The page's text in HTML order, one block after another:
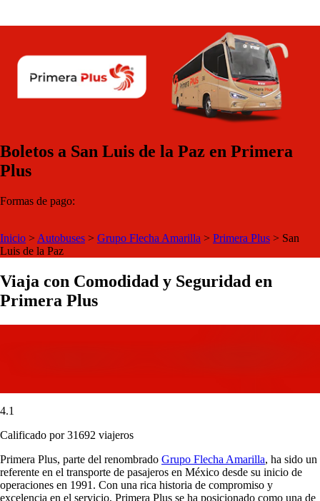
Boletos a San Luis de la Paz en Primera
Plus
Formas de pago:
Inicio > Autobuses > Grupo Flecha Amarilla > Primera Plus > San
Luis de la Paz
Viaja con Comodidad y Seguridad en
Primera Plus
4.1
Calificado por 31692 viajeros
Primera Plus, parte del renombrado Grupo Flecha Amarilla, ha sido un
referente en el transporte de pasajeros en México desde su inicio de
operaciones en 1991. Con una rica historia de compromiso y
excelencia en el servicio, Primera Plus se ha posicionado como una de